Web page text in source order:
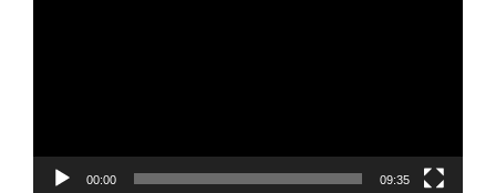
00:00 09:35